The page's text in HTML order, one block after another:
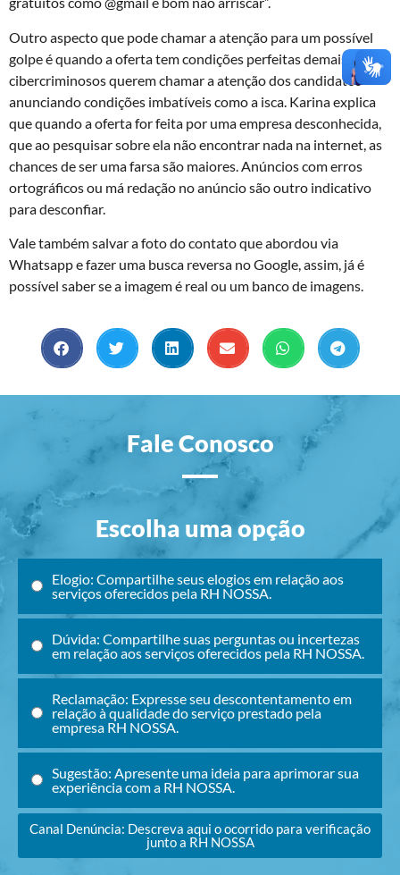
Outro aspecto que pode chamar a atenção para um possível
golpe é quando a oferta tem condições perfeitas demais. Os
cibercriminosos querem chamar a atenção dos candidatos
anunciando condições imbatíveis como a isca. Karina explica
que quando a oferta for feita por uma empresa desconhecida,
que ao pesquisar sobre ela não encontrar nada na internet, as
chances de ser uma farsa são maiores. Anúncios com erros
ortográficos ou má redação no anúncio são outro indicativo
para desconfiar.
Vale também salvar a foto do contato que abordou via
Whatsapp e fazer uma busca reversa no Google, assim, já é
possível saber se a imagem é real ou um banco de imagens.
Fale Conosco
Escolha uma opção
Elogio: Compartilhe seus elogios em relação aos
serviços oferecidos pela RH NOSSA.
Dúvida: Compartilhe suas perguntas ou incertezas
em relação aos serviços oferecidos pela RH NOSSA.
Reclamação: Expresse seu descontentamento em
relação à qualidade do serviço prestado pela
empresa RH NOSSA.
Sugestão: Apresente uma ideia para aprimorar sua
experiência com a RH NOSSA.
Canal Denúncia: Descreva aqui o ocorrido para verificação
junto a RH NOSSA